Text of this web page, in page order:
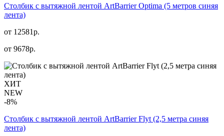
Столбик с вытяжной лентой ArtBarrier Оptima (5 метров синяя
лента)
от 12581р.
от 9678р.
ХИТ
NEW
-8%
Столбик с вытяжной лентой ArtBarrier Flyt (2,5 метра синяя
лента)